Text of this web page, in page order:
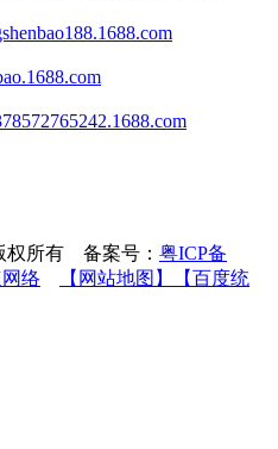
权所有 备案号： 粤ICP备
络 【网站地图】
【百度统